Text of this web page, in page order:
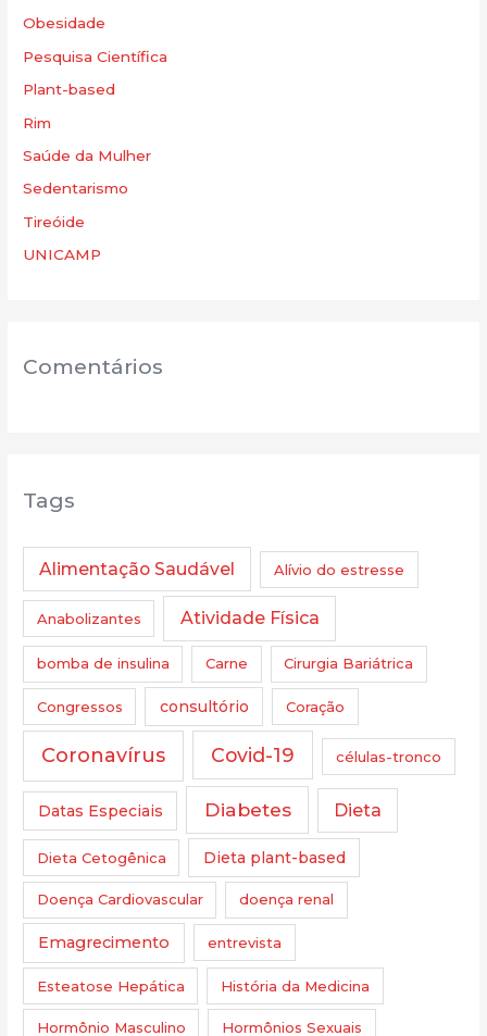
Obesidade
Pesquisa Científica
Plant-based
Rim
Saúde da Mulher
Sedentarismo
Tireóide
UNICAMP
Comentários
Tags
Alimentação Saudável Alívio do estresse
Anabolizantes Atividade Física
bomba de insulina Carne Cirurgia Bariátrica
Congressos consultório Coração
Coronavírus Covid-19 células-tronco
Datas Especiais Diabetes Dieta
Dieta Cetogênica Dieta plant-based
Doença Cardiovascular doença renal
Emagrecimento entrevista
Esteatose Hepática História da Medicina
Hormônio Masculino Hormônios Sexuais